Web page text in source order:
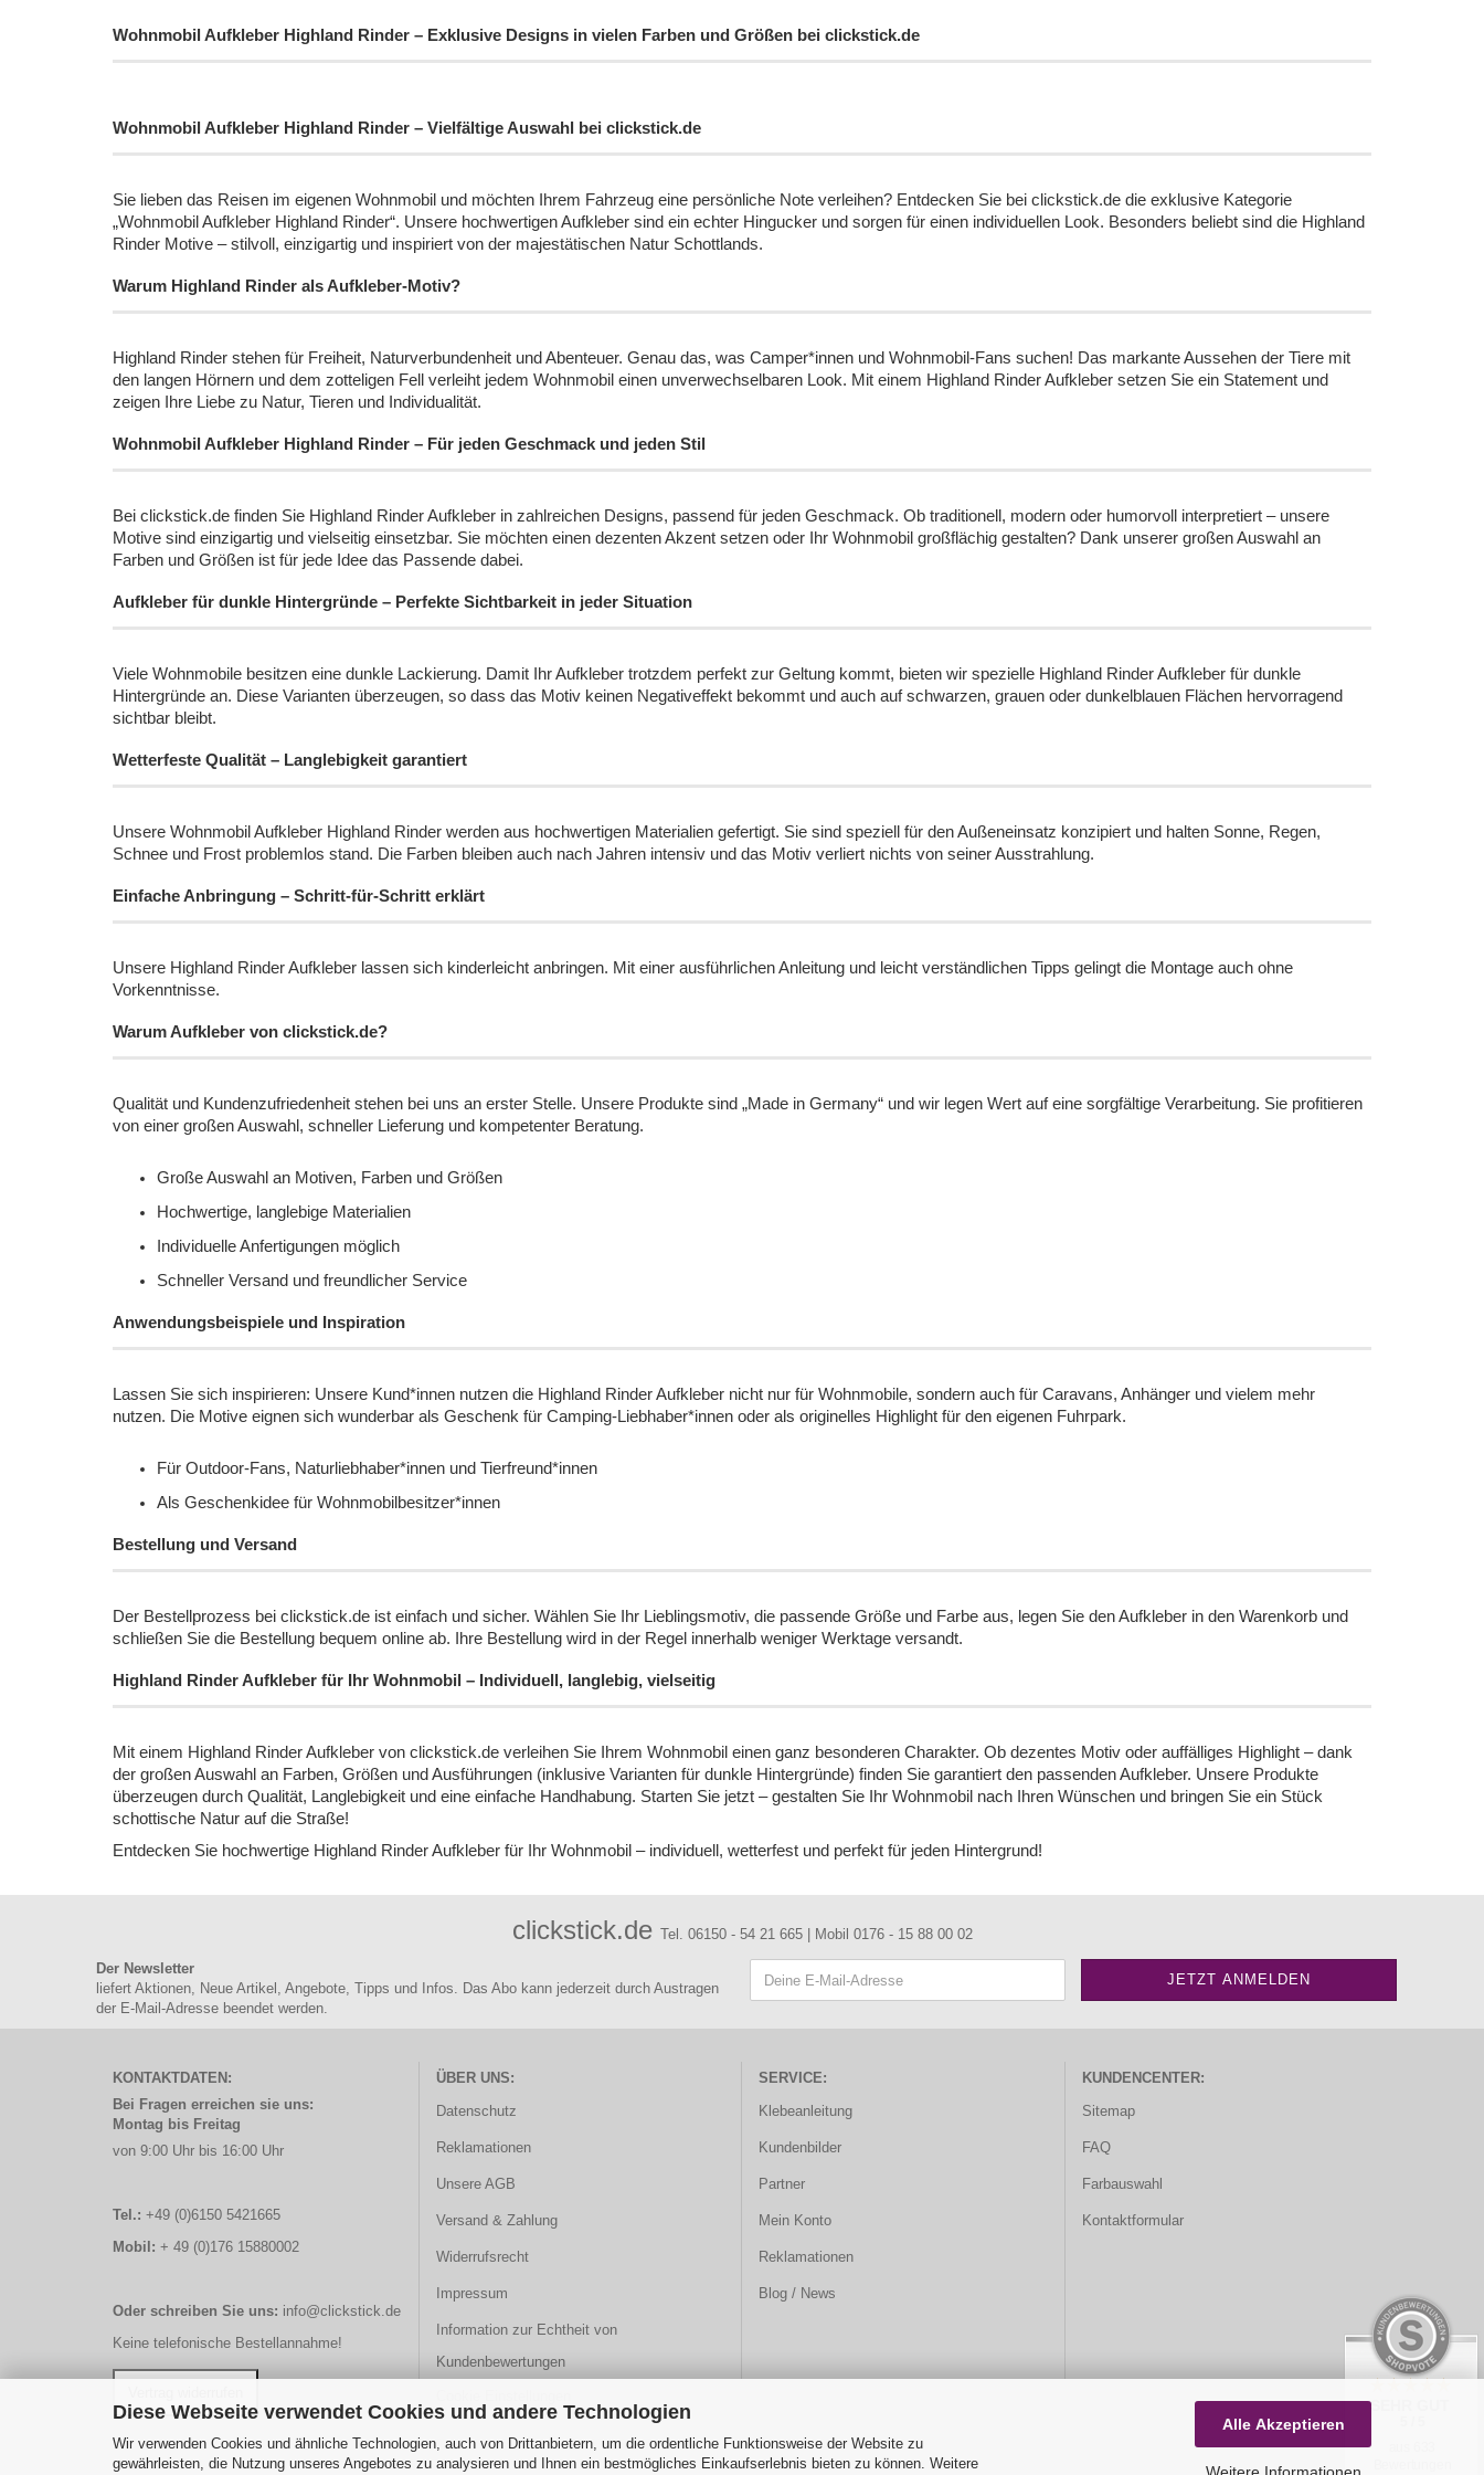
Diese Webseite verwendet Cookies und andere Technologien
Wir verwenden Cookies und ähnliche Technologien, auch von Drittanbietern, um die ordentliche Funktionsweise der Website zu
gewährleisten, die Nutzung unseres Angebotes zu analysieren und Ihnen ein bestmögliches Einkaufserlebnis bieten zu können. Weitere
Alle Akzeptieren
Weitere Informationen
Wohnmobil Aufkleber Highland Rinder – Exklusive Designs in vielen Farben und Größen bei clickstick.de
Wohnmobil Aufkleber Highland Rinder – Vielfältige Auswahl bei clickstick.de
Sie lieben das Reisen im eigenen Wohnmobil und möchten Ihrem Fahrzeug eine persönliche Note verleihen? Entdecken Sie bei clickstick.de die exklusive Kategorie
„Wohnmobil Aufkleber Highland Rinder“. Unsere hochwertigen Aufkleber sind ein echter Hingucker und sorgen für einen individuellen Look. Besonders beliebt sind die Highland
Rinder Motive – stilvoll, einzigartig und inspiriert von der majestätischen Natur Schottlands.
Warum Highland Rinder als Aufkleber-Motiv?
Highland Rinder stehen für Freiheit, Naturverbundenheit und Abenteuer. Genau das, was Camper*innen und Wohnmobil-Fans suchen! Das markante Aussehen der Tiere mit
den langen Hörnern und dem zotteligen Fell verleiht jedem Wohnmobil einen unverwechselbaren Look. Mit einem Highland Rinder Aufkleber setzen Sie ein Statement und
zeigen Ihre Liebe zu Natur, Tieren und Individualität.
Wohnmobil Aufkleber Highland Rinder – Für jeden Geschmack und jeden Stil
Bei clickstick.de finden Sie Highland Rinder Aufkleber in zahlreichen Designs, passend für jeden Geschmack. Ob traditionell, modern oder humorvoll interpretiert – unsere
Motive sind einzigartig und vielseitig einsetzbar. Sie möchten einen dezenten Akzent setzen oder Ihr Wohnmobil großflächig gestalten? Dank unserer großen Auswahl an
Farben und Größen ist für jede Idee das Passende dabei.
Aufkleber für dunkle Hintergründe – Perfekte Sichtbarkeit in jeder Situation
Viele Wohnmobile besitzen eine dunkle Lackierung. Damit Ihr Aufkleber trotzdem perfekt zur Geltung kommt, bieten wir spezielle Highland Rinder Aufkleber für dunkle
Hintergründe an. Diese Varianten überzeugen, so dass das Motiv keinen Negativeffekt bekommt und auch auf schwarzen, grauen oder dunkelblauen Flächen hervorragend
sichtbar bleibt.
Wetterfeste Qualität – Langlebigkeit garantiert
Unsere Wohnmobil Aufkleber Highland Rinder werden aus hochwertigen Materialien gefertigt. Sie sind speziell für den Außeneinsatz konzipiert und halten Sonne, Regen,
Schnee und Frost problemlos stand. Die Farben bleiben auch nach Jahren intensiv und das Motiv verliert nichts von seiner Ausstrahlung.
Einfache Anbringung – Schritt-für-Schritt erklärt
Unsere Highland Rinder Aufkleber lassen sich kinderleicht anbringen. Mit einer ausführlichen Anleitung und leicht verständlichen Tipps gelingt die Montage auch ohne
Vorkenntnisse.
Warum Aufkleber von clickstick.de?
Qualität und Kundenzufriedenheit stehen bei uns an erster Stelle. Unsere Produkte sind „Made in Germany“ und wir legen Wert auf eine sorgfältige Verarbeitung. Sie profitieren
von einer großen Auswahl, schneller Lieferung und kompetenter Beratung.
Große Auswahl an Motiven, Farben und Größen
Hochwertige, langlebige Materialien
Individuelle Anfertigungen möglich
Schneller Versand und freundlicher Service
Anwendungsbeispiele und Inspiration
Lassen Sie sich inspirieren: Unsere Kund*innen nutzen die Highland Rinder Aufkleber nicht nur für Wohnmobile, sondern auch für Caravans, Anhänger und vielem mehr
nutzen. Die Motive eignen sich wunderbar als Geschenk für Camping-Liebhaber*innen oder als originelles Highlight für den eigenen Fuhrpark.
Für Outdoor-Fans, Naturliebhaber*innen und Tierfreund*innen
Als Geschenkidee für Wohnmobilbesitzer*innen
Bestellung und Versand
Der Bestellprozess bei clickstick.de ist einfach und sicher. Wählen Sie Ihr Lieblingsmotiv, die passende Größe und Farbe aus, legen Sie den Aufkleber in den Warenkorb und
schließen Sie die Bestellung bequem online ab. Ihre Bestellung wird in der Regel innerhalb weniger Werktage versandt.
Highland Rinder Aufkleber für Ihr Wohnmobil – Individuell, langlebig, vielseitig
Mit einem Highland Rinder Aufkleber von clickstick.de verleihen Sie Ihrem Wohnmobil einen ganz besonderen Charakter. Ob dezentes Motiv oder auffälliges Highlight – dank
der großen Auswahl an Farben, Größen und Ausführungen (inklusive Varianten für dunkle Hintergründe) finden Sie garantiert den passenden Aufkleber. Unsere Produkte
überzeugen durch Qualität, Langlebigkeit und eine einfache Handhabung. Starten Sie jetzt – gestalten Sie Ihr Wohnmobil nach Ihren Wünschen und bringen Sie ein Stück
schottische Natur auf die Straße!
Entdecken Sie hochwertige Highland Rinder Aufkleber für Ihr Wohnmobil – individuell, wetterfest und perfekt für jeden Hintergrund!
clickstick.de Tel. 06150 - 54 21 665 | Mobil 0176 - 15 88 00 02
Der Newsletter
liefert Aktionen, Neue Artikel, Angebote, Tipps und Infos. Das Abo kann jederzeit durch Austragen
der E-Mail-Adresse beendet werden.
KONTAKTDATEN:
Bei Fragen erreichen sie uns:
Montag bis Freitag
von 9:00 Uhr bis 16:00 Uhr
Tel.: +49 (0)6150 5421665
Mobil: + 49 (0)176 15880002
Oder schreiben Sie uns: info@clickstick.de
Keine telefonische Bestellannahme!
ÜBER UNS:
Datenschutz
Reklamationen
Unsere AGB
Versand & Zahlung
Widerrufsrecht
Impressum
Information zur Echtheit von
Kundenbewertungen
SERVICE:
Klebeanleitung
Kundenbilder
Partner
Mein Konto
Reklamationen
Blog / News
KUNDENCENTER:
Sitemap
FAQ
Farbauswahl
Kontaktformular
SEHR GUT